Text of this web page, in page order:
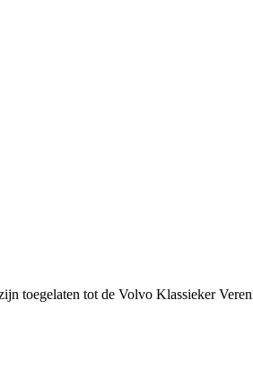
toegelaten tot de Volvo Klassieker